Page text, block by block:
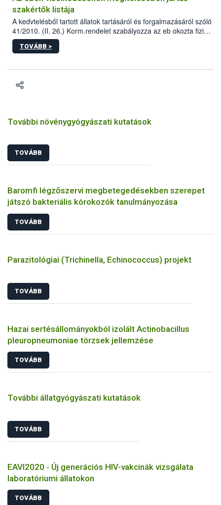
szakértők listája
A kedvtelésből tartott állatok tartásáról és forgalmazásáról szóló
41/2010. (II. 26.) Korm.rendelet szabályozza az eb okozta fizikai
sérülés, illetve ennek veszélye keletkezésekor felmerülő
hatósági feladatokat, valamint a veszélyes eb tartását és annak
vonni az ebek viselkedésének megítélésében jártas szakértőt.
TOVÁBB >
További növénygyógyászati kutatások
TOVÁBB
Baromfi légzőszervi megbetegedésekben szerepet
játszó bakteriális kórokozók tanulmányozása
TOVÁBB
Parazitológiai (Trichinella, Echinococcus) projekt
TOVÁBB
Hazai sertésállományokból izolált Actinobacillus
pleuropneumoniae törzsek jellemzése
TOVÁBB
További állatgyógyászati kutatások
TOVÁBB
EAVI2020 - Új generációs HIV-vakcinák vizsgálata
laboratóriumi állatokon
TOVÁBB